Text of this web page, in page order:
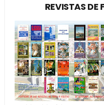
REVISTAS DE